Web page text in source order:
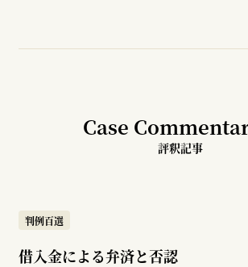
Case
評釈記事
判例百選
借入金による弁済と否認